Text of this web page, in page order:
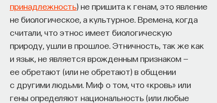
принадлежность) не пришита к генам, это явление
не биологическое, а культурное. Времена, когда
считали, что этнос имеет биологическую
природу, ушли в прошлое. Этничность, так же как
и язык, не является врожденным признаком —
ее обретают (или не обретают) в общении
с другими людьми. Миф о том, что «кровь» или
гены определяют национальность (или любые